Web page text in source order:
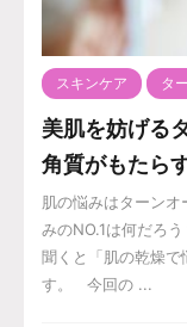
スキンケア タ
美肌を妨げる
角質がもたら
肌の悩みはターン
みのNO.1は何だろ
聞くと「肌の乾燥
す。 今回の ...